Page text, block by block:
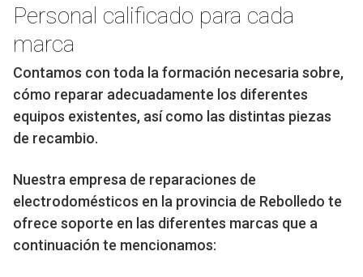
Personal calificado para cada
marca
Contamos con toda la formación necesaria sobre,
cómo reparar adecuadamente los diferentes
equipos existentes, así como las distintas piezas
de recambio.
Nuestra empresa de reparaciones de
electrodomésticos en la provincia de Rebolledo te
ofrece soporte en las diferentes marcas que a
continuación te mencionamos: